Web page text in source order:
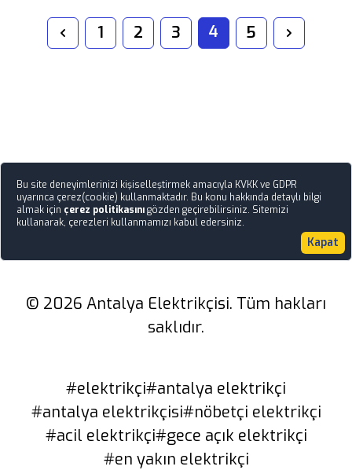
Previous
1 2 3 4 5
Next
Bu site deneyimlerinizi kişiselleştirmek amacıyla KVKK ve GDPR
uyarınca çerez(cookie) kullanmaktadır. Bu konu hakkında detaylı bilgi
almak için çerez politikasınıgözden geçirebilirsiniz. Sitemizi
kullanarak, çerezleri kullanmamızı kabul edersiniz.
Kapat
© 2026 Antalya Elektrikçisi. Tüm hakları
saklıdır.
#elektrikçi#antalya elektrikçi
#antalya elektrikçisi#nöbetçi elektrikçi
#acil elektrikçi#gece açık elektrikçi
#en yakın elektrikçi